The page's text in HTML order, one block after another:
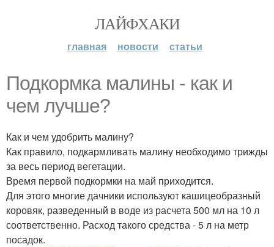
ЛАЙФХАКИ
главная новости статьи
Подкормка малины - как и
чем лучше?
Как и чем удобрить малину?
Как правило, подкармливать малину необходимо трижды
за весь период вегетации.
Время первой подкормки на май приходится.
Для этого многие дачники используют кашицеобразный
коровяк, разведенный в воде из расчета 500 мл на 10 л
соответственно. Расход такого средства - 5 л на метр
посадок.